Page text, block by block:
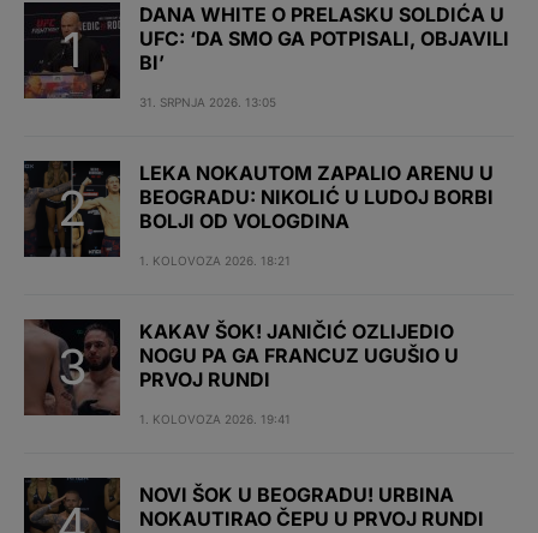
DANA WHITE O PRELASKU SOLDIĆA U
UFC: ‘DA SMO GA POTPISALI, OBJAVILI
BI’
31. SRPNJA 2026. 13:05
LEKA NOKAUTOM ZAPALIO ARENU U
BEOGRADU: NIKOLIĆ U LUDOJ BORBI
BOLJI OD VOLOGDINA
1. KOLOVOZA 2026. 18:21
KAKAV ŠOK! JANIČIĆ OZLIJEDIO
NOGU PA GA FRANCUZ UGUŠIO U
PRVOJ RUNDI
1. KOLOVOZA 2026. 19:41
NOVI ŠOK U BEOGRADU! URBINA
NOKAUTIRAO ČEPU U PRVOJ RUNDI